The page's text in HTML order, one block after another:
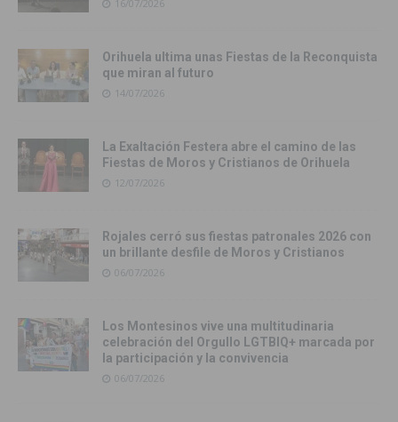
16/07/2026
Orihuela ultima unas Fiestas de la Reconquista
que miran al futuro
14/07/2026
La Exaltación Festera abre el camino de las
Fiestas de Moros y Cristianos de Orihuela
12/07/2026
Rojales cerró sus fiestas patronales 2026 con
un brillante desfile de Moros y Cristianos
06/07/2026
Los Montesinos vive una multitudinaria
celebración del Orgullo LGTBIQ+ marcada por
la participación y la convivencia
06/07/2026